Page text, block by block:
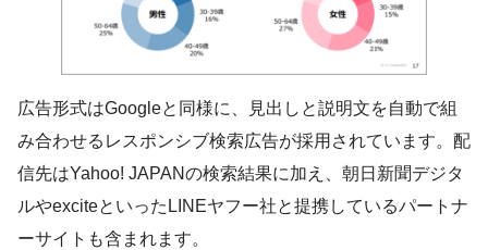
広告形式はGoogleと同様に、見出しと説明文を自動で組
み合わせるレスポンシブ検索広告が採用されています。配
信先はYahoo! JAPANの検索結果に加え、朝日新聞デジタ
ルやexciteといったLINEヤフー社と提携しているパートナ
ーサイトも含まれます。